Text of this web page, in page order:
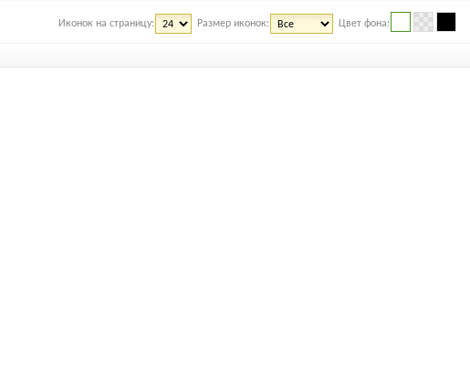
Иконок на страницу: Размер иконок: Цвет фона: